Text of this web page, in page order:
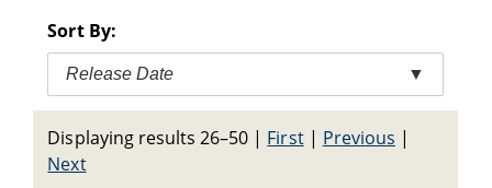
Sort By:
Release Date ▼
Displaying results 26–50 | First| Previous |
Next